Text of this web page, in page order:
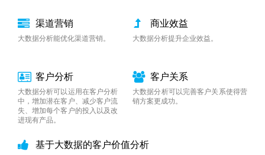
渠道营销
大数据分析能优化渠道营销。
商业效益
大数据分析提升企业效益。
客户分析
大数据分析可以运用在客户分析
中，增加潜在客户、减少客户流
失、增加每个客户的投入以及改
进现有产品。
客户关系
大数据分析可以完善客户关系使得营
销方案更成功。
基于大数据的客户价值分析